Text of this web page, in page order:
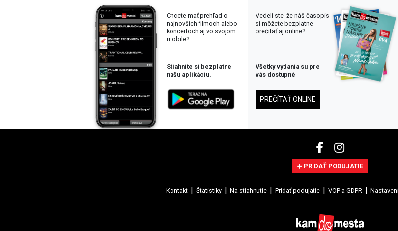
Chcete mať prehľad o
najnovších filmoch alebo
koncertoch aj vo svojom
mobile?
Stiahnite si bezplatne
našu aplikáciu.
Vedeli ste, že náš časopis
si môžete bezplatne
prečítať aj online?
Všetky vydania su pre
vás dostupné
PREČÍTAŤ ONLINE
PRIDAŤ PODUJATIE
Kontakt Štatistiky Na stiahnutie Pridať podujatie VOP a GDPR